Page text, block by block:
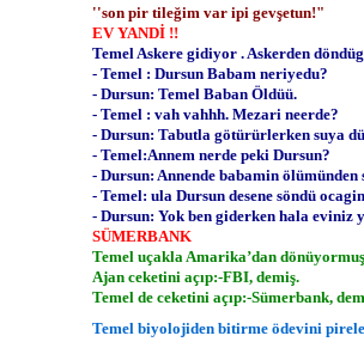
''son pir tileğim var ipi gevşetun!"
EV YANDİ !!
Temel Askere gidiyor . Askerden
- Temel : Dursun Babam neriyedu?
- Dursun: Temel Baban Öldüü.
- Temel : vah vahhh. Mezari neerde?
- Dursun: Tabutla götürürlerken suya
- Temel:Annem nerde peki Dursun?
- Dursun: Annende babamin
- Temel: ula Dursun desene söndü
- Dursun: Yok ben giderken hala eviniz
SÜMERBANK
Temel uçakla Amarika’dan
Ajan ceketini açıp:-FBI, demiş.
Temel de ceketini açıp:-Sümerbank,
Temel biyolojiden bitirme ödevini